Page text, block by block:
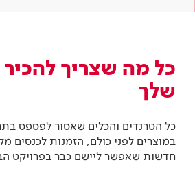
כל מה שצריך
שלך
כל הטרנדים והכלים שאסור לפספס
במוצרים לפני כולם, הזמנות לכנסים
חדשות שאפשר ליישם כבר בפרויקט